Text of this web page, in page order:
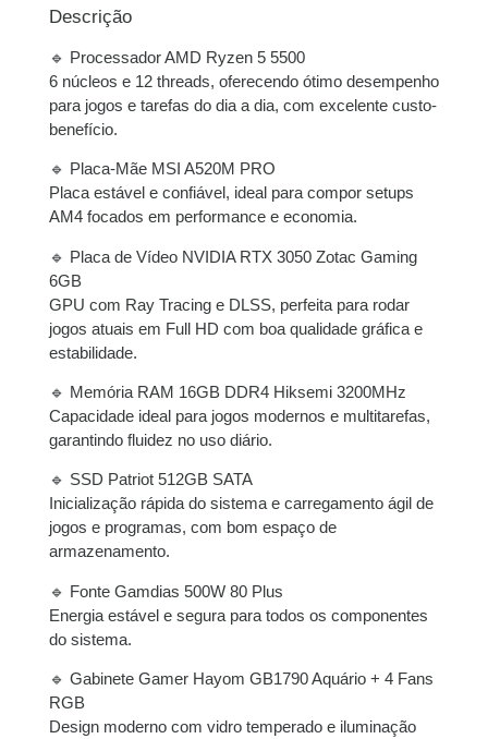
sem juros
4x deR$1.128,11
com juros
R$
juros
6x deR$758,81com
R$4.552,86
7x de R$ 656,82
com
juros
R$
juros
9x deR$518,94com
juros
10x deR$469,21
com
juros
R$4.692,10
11x deR$430,63com
juros
12x de R$398,49
com
R$ 4.781,88
Descrição
🔹 Processador AMD Ryzen 5 5500
6 núcleos e 12 threads, oferecendo ótimo desempenho
para jogos e tarefas do dia a dia, com excelente custo-
benefício.
🔹 Placa-Mãe MSI A520M PRO
Placa estável e confiável, ideal para compor setups
AM4 focados em performance e economia.
🔹 Placa de Vídeo NVIDIA RTX 3050 Zotac Gaming
6GB
GPU com Ray Tracing e DLSS, perfeita para rodar
jogos atuais em Full HD com boa qualidade gráfica e
estabilidade.
🔹 Memória RAM 16GB DDR4 Hiksemi 3200MHz
Capacidade ideal para jogos modernos e multitarefas,
garantindo fluidez no uso diário.
🔹 SSD Patriot 512GB SATA
Inicialização rápida do sistema e carregamento ágil de
jogos e programas, com bom espaço de
armazenamento.
🔹 Fonte Gamdias 500W 80 Plus
Energia estável e segura para todos os componentes
do sistema.
🔹 Gabinete Gamer Hayom GB1790 Aquário + 4 Fans
RGB
Design moderno com vidro temperado e iluminação